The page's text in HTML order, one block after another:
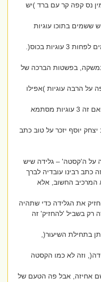
נס קפה קר עם ברד )יש
בתוכו עוגיות
שבורות שרואים אותן )אמרו לי ששמים לפחות 3 עוגיות בכוס(.
בפשטות הברכה של
הרבה עוגיות )אפילו
הרוב( והן נותנות טעם טוב במשקה ואם זה 3 עוגיות מסתמא
יוסף יזכר על טוב כתב
ה'קסטה' – גלידה שיש
החשוב, אלא
את הגלידה כדי שתהיה
בשביל 'להחזיק' זה
בתחילת השיעור(,
וזה לא כמו הקסטה
אחיזה, אבל פה הטעם של